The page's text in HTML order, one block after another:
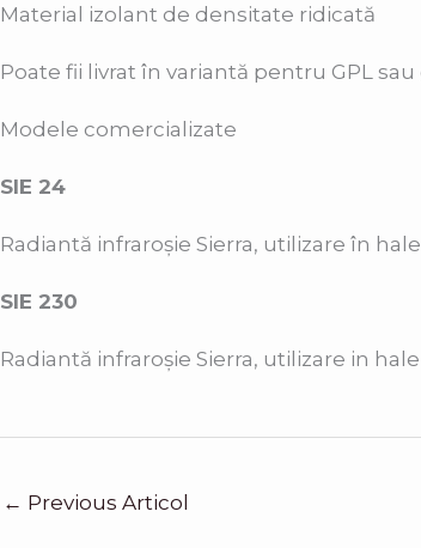
Material izolant de densitate ridicată
Poate fii livrat în variantă pentru GPL
Modele comercializate
SIE 24
Radiantă infraroșie Sierra, utilizare în
SIE 230
Radiantă infraroșie Sierra, utilizare in
← Previous Articol